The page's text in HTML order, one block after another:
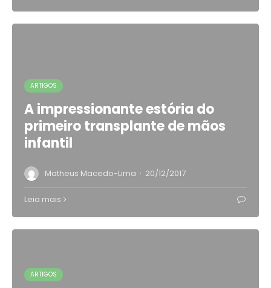
ARTIGOS
A impressionante estória do
primeiro transplante de mãos
infantil
Matheus Macedo-Lima · 20/12/2017
Leia mais
ARTIGOS